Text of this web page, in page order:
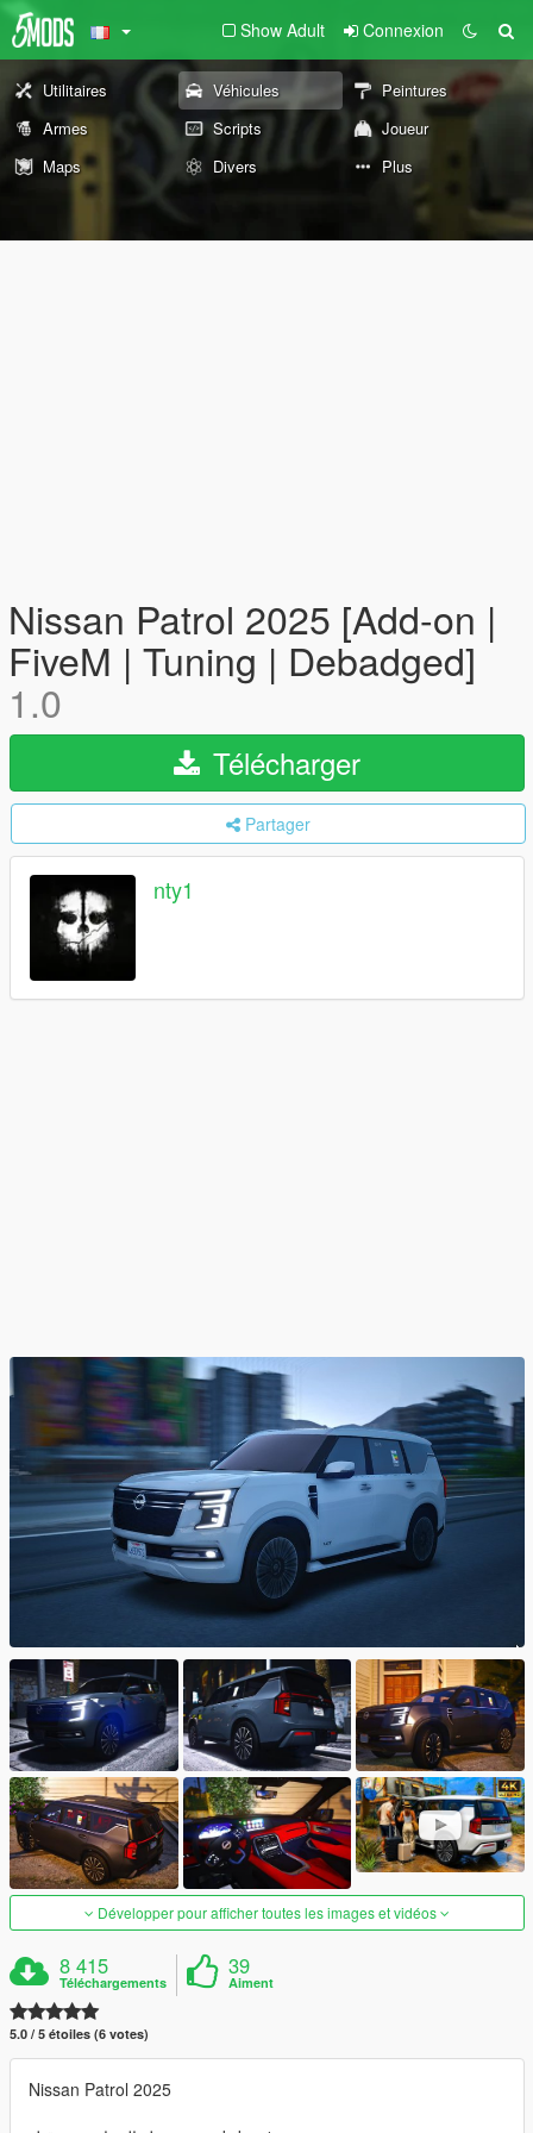
Show Adult Connexion
Utilitaires Véhicules
Peintures
Armes
Scripts
Joueur
Maps
Divers Plus
Nissan Patrol 2025 [Add-on |
FiveM | Tuning | Debadged]
1.0
Télécharger
Partager
nty1
Développer pour afficher toutes les images et vidéos
8 415
Téléchargements
39
Aiment
5.0 / 5 étoiles (6 votes)
Nissan Patrol 2025